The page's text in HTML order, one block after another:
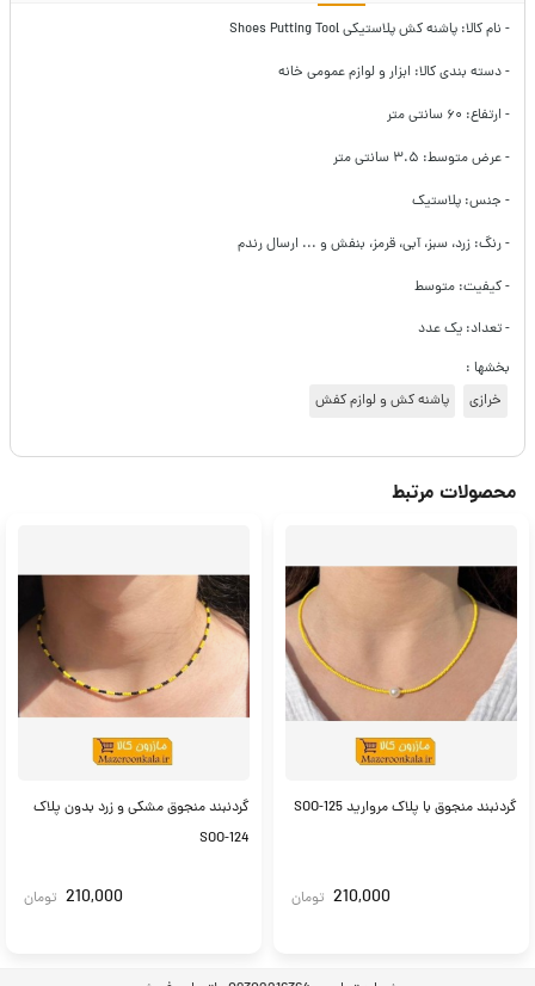
- نام کالا: پاشنه کش پلاستیکی Shoes Putting Tool
- دسته بندی کالا: ابزار و لوازم عمومی خانه
- ارتفاع: ۶۰ سانتی متر
- عرض متوسط: ۳.۵ سانتی متر
- جنس: پلاستیک
- رنگ: زرد، سبز، آبی، قرمز، بنفش و ... ارسال رندم
- کیفیت: متوسط
- تعداد: یک عدد
بخشها :
خرازی
پاشنه کش و لوازم کفش
محصولات مرتبط
گردنبند منجوق با پلاک مروارید SOO-125
210,000 تومان
گردنبند منجوق مشکی و زرد بدون پلاک
SOO-124
210,000 تومان